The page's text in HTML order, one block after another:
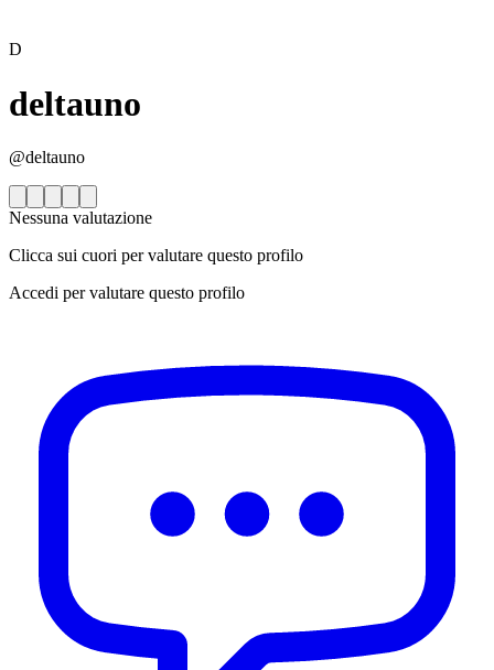
D
deltauno
@deltauno
Nessuna valutazione
Clicca sui cuori per valutare questo profilo
Accedi per valutare questo profilo